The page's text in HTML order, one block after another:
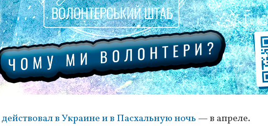
действовал в Украине и в Пасхальную ночь — в апреле.